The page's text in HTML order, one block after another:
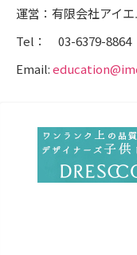
運営：有限会社アイ
Tel： 03-6379-8864
Email: